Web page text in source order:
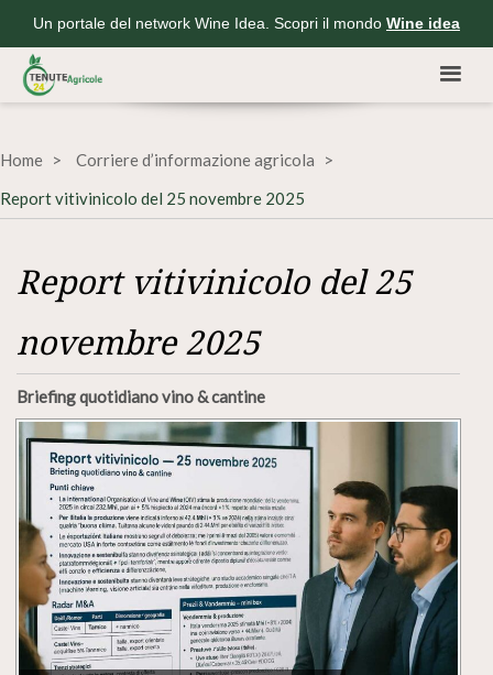
Un portale del network Wine Idea. Scopri il mondo Wine idea
Home
Corriere d’informazione agricola
Report vitivinicolo del 25 novembre 2025
Report vitivinicolo del 25
novembre 2025
Briefing quotidiano vino & cantine